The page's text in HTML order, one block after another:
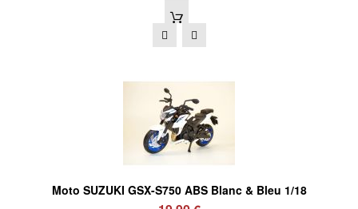
Moto SUZUKI GSX-S750 ABS Blanc & Bleu 1/18